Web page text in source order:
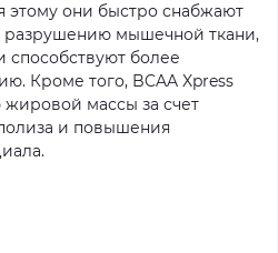
этому они быстро снабжают
разрушению мышечной ткани,
способствуют более
Кроме того, BCAA Xpress
массы за счет
и повышения